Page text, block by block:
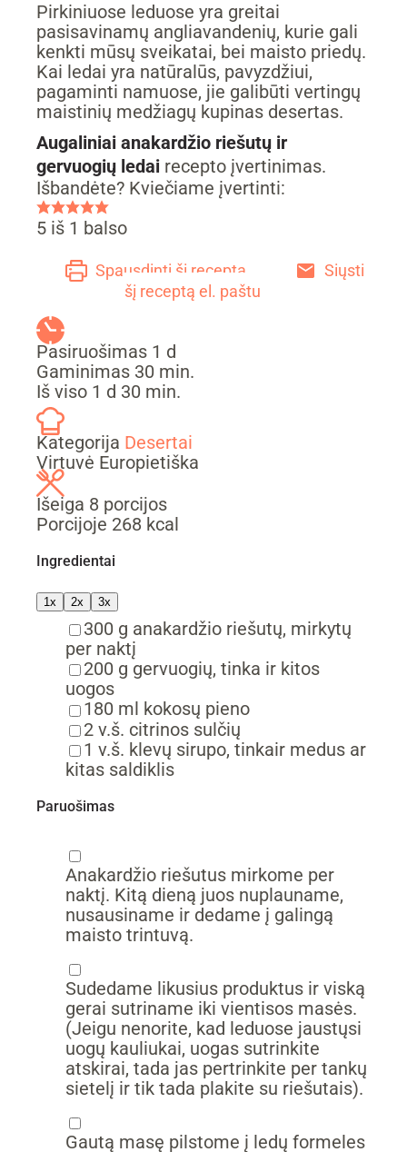
Pirkiniuose leduose yra greitai
pasisavinamų angliavandenių, kurie gali
kenkti mūsų sveikatai, bei maisto priedų.
Kai ledai yra natūralūs, pavyzdžiui,
pagaminti namuose, jie galibūti vertingų
maistinių medžiagų kupinas desertas.
Augaliniai anakardžio riešutų ir
gervuogių ledai recepto įvertinimas.
Išbandėte? Kviečiame įvertinti:
5 iš 1 balso
Spausdinti šį receptą
Siųsti
šį receptą el. paštu
Pasiruošimas 1 day
d
Gaminimas 30 min.
min.
Iš viso 1 day
d 30 min.
min.
Kategorija Desertai
Virtuvė Europietiška
Išeiga 8 porcijos
Porcijoje 268 kcal
Ingredientai
1x 2x 3x
▢
300 g anakardžio riešutų, mirkytų
per naktį
▢
200 g gervuogių, tinka ir kitos
uogos
▢
180 ml kokosų pieno
▢
2 v.š. citrinos sulčių
▢
1 v.š. klevų sirupo, tinkair medus ar
kitas saldiklis
Paruošimas
Anakardžio riešutus mirkome per
naktį. Kitą dieną juos nuplauname,
nusausiname ir dedame į galingą
maisto trintuvą.
Sudedame likusius produktus ir viską
gerai sutriname iki vientisos masės.
(Jeigu nenorite, kad leduose jaustųsi
uogų kauliukai, uogas sutrinkite
atskirai, tada jas pertrinkite per tankų
sietelį ir tik tada plakite su riešutais).
Gautą masę pilstome į ledų formeles